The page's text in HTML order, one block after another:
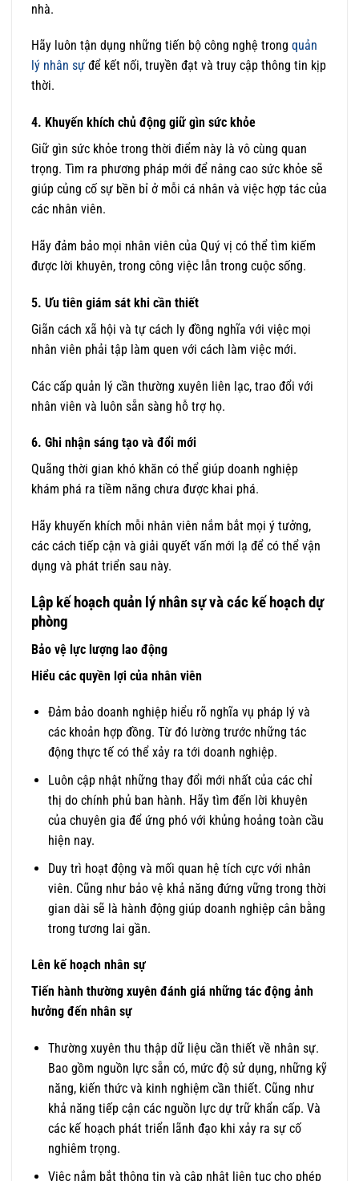
nhà.
Hãy luôn tận dụng những tiến bộ công nghệ trong quản
lý nhân sự để kết nối, truyền đạt và truy cập thông tin kịp
thời.
4. Khuyến khích chủ động giữ gìn sức khỏe
Giữ gìn sức khỏe trong thời điểm này là vô cùng quan
trọng. Tìm ra phương pháp mới để nâng cao sức khỏe sẽ
giúp củng cố sự bền bỉ ở mỗi cá nhân và việc hợp tác của
các nhân viên.
Hãy đảm bảo mọi nhân viên của Quý vị có thể tìm kiếm
được lời khuyên, trong công việc lẫn trong cuộc sống.
5. Ưu tiên giám sát khi cần thiết
Giãn cách xã hội và tự cách ly đồng nghĩa với việc mọi
nhân viên phải tập làm quen với cách làm việc mới.
Các cấp quản lý cần thường xuyên liên lạc, trao đổi với
nhân viên và luôn sẵn sàng hỗ trợ họ.
6. Ghi nhận sáng tạo và đổi mới
Quãng thời gian khó khăn có thể giúp doanh nghiệp
khám phá ra tiềm năng chưa được khai phá.
Hãy khuyến khích mỗi nhân viên nắm bắt mọi ý tưởng,
các cách tiếp cận và giải quyết vấn mới lạ để có thể vận
dụng và phát triển sau này.
Lập kế hoạch quản lý nhân sự và các kế hoạch dự
phòng
Bảo vệ lực lượng lao động
Hiểu các quyền lợi của nhân viên
Đảm bảo doanh nghiệp hiểu rõ nghĩa vụ pháp lý và
các khoản hợp đồng. Từ đó lường trước những tác
động thực tế có thể xảy ra tới doanh nghiệp.
Luôn cập nhật những thay đổi mới nhất của các chỉ
thị do chính phủ ban hành. Hãy tìm đến lời khuyên
của chuyên gia để ứng phó với khủng hoảng toàn cầu
hiện nay.
Duy trì hoạt động và mối quan hệ tích cực với nhân
viên. Cũng như bảo vệ khả năng đứng vững trong thời
gian dài sẽ là hành động giúp doanh nghiệp cân bằng
trong tương lai gần.
Lên kế hoạch nhân sự
Tiến hành thường xuyên đánh giá những tác động ảnh
hưởng đến nhân sự​
Thường xuyên thu thập dữ liệu cần thiết về nhân sự.
Bao gồm nguồn lực sẵn có, mức độ sử dụng, những kỹ
năng, kiến thức và kinh nghiệm cần thiết. Cũng như
khả năng tiếp cận các nguồn lực dự trữ khẩn cấp. Và
các kế hoạch phát triển lãnh đạo khi xảy ra sự cố
nghiêm trọng.
Việc nắm bắt thông tin và cập nhật liên tục cho phép